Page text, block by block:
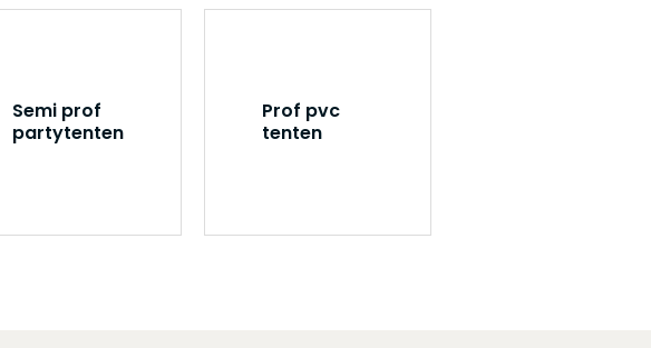
Semi prof
partytenten
Prof pvc
tenten